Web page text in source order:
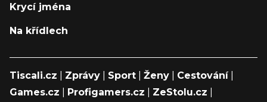
Krycí jména
Na křídlech
Tiscali.cz Zprávy Sport Ženy Cestování|
Games.cz
Profigamers.cz ZeStolu.cz